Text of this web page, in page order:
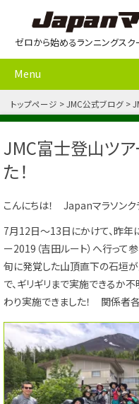
ゼロから始めるランニングスク
Menu
トップページ JMC公式ブログ
JMC富士登山ツ
た！
こんにちは！ Japanマラソンク
7月12日～13日にかけて、昨年
ー2019（吉田ルート）へ行って
旬に発覚した山頂直下の石垣
で、ギリギリまで実施できるか
わり実施できました！ 関係者